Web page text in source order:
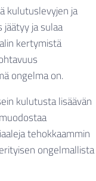
kulutuslevyjen ja
ja sulaa
kertymistä
ongelma on.
kulutusta lisäävän
tehokkaammin
ongelmallista